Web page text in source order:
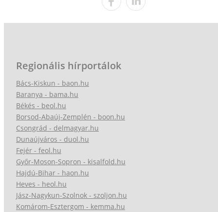
Regionális hírportálok
Bács-Kiskun - baon.hu
Baranya - bama.hu
Békés - beol.hu
Borsod-Abaúj-Zemplén - boon.hu
Csongrád - delmagyar.hu
Dunaújváros - duol.hu
Fejér - feol.hu
Győr-Moson-Sopron - kisalfold.hu
Hajdú-Bihar - haon.hu
Heves - heol.hu
Jász-Nagykun-Szolnok - szoljon.hu
Komárom-Esztergom - kemma.hu